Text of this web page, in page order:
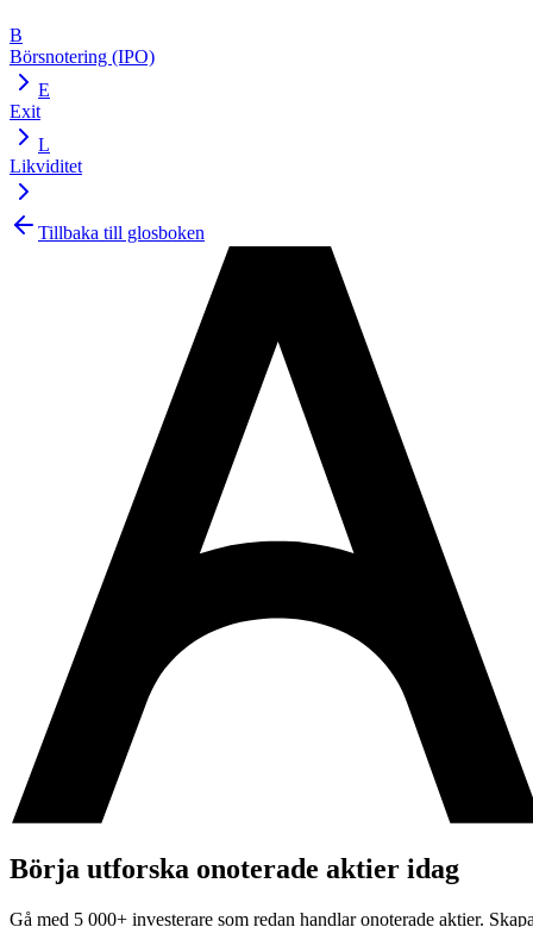
B
Börsnotering (IPO)
E
Exit
L
Likviditet
Tillbaka till glosboken
Börja utforska onoterade aktier idag
Gå med 5 000+ investerare som redan handlar onoterade aktier.